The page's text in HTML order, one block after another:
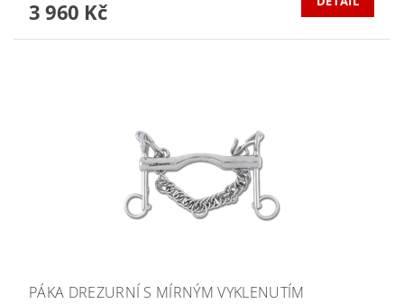
3 960 Kč
PÁKA DREZURNÍ S MÍRNÝM VYKLENUTÍM